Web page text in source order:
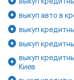
выкуп авто в
выкуп
выкуп
выкуп
Киев